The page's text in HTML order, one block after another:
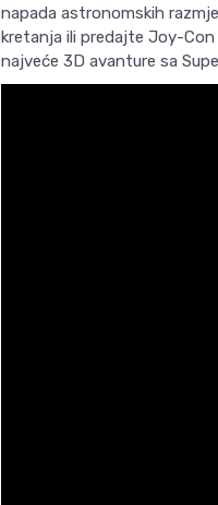
napada astronomskih
kretanja ili predajte Joy-
najveće 3D avanture sa